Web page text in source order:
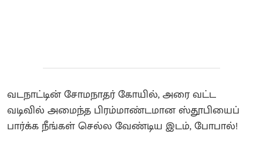
வடநாட்டின் சோமநாதர் கோயில், அரை வட்ட
வடிவில் அமைந்த பிரம்மாண்டமான ஸ்தூபியைப்
பார்க்க நீங்கள் செல்ல வேண்டிய இடம், போபால்!